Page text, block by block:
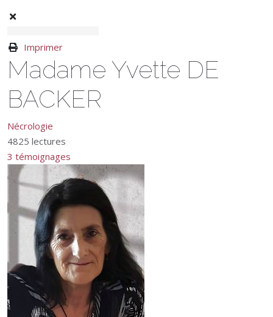
Imprimer
Madame Yvette DE
BACKER
Nécrologie
4825 lectures
3 témoignages